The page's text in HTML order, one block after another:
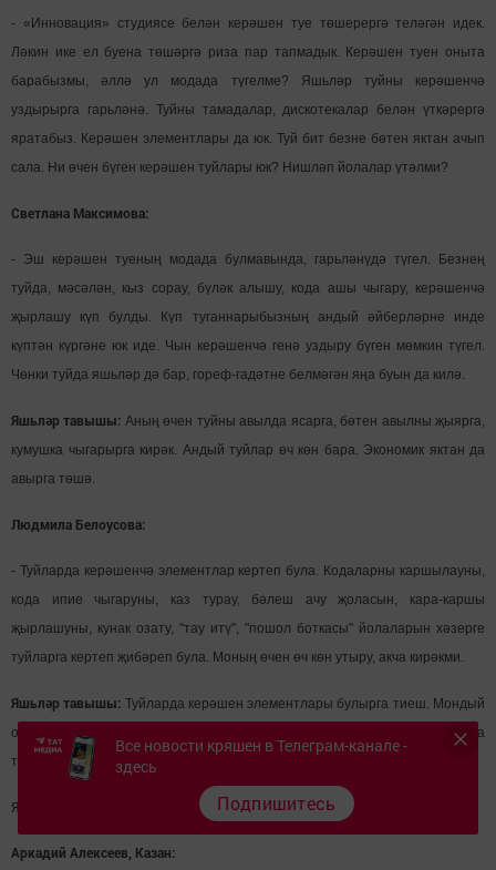
- «Инновация» студиясе белән керәшен туе төшерергә теләгән идек.
Ләкин ике ел буена төшәргә риза пар тапмадык. Керәшен туен оныта
барабызмы, әллә ул модада түгелме? Яшьләр туйны керәшенчә
уздырырга гарьләнә. Туйны тамадалар, дискотекалар белән үткәрергә
яратабыз. Керәшен элементлары да юк. Туй бит безне бөтен яктан ачып
сала. Ни өчен бүген керәшен туйлары юк? Нишләп йолалар үтәлми?
Светлана Максимова:
- Эш керәшен туеның модада булмавында, гарьләнүдә түгел. Безнең
туйда, мәсәлән, кыз сорау, бүләк алышу, кода ашы чыгару, керәшенчә
җырлашу күп булды. Күп туганнарыбызның андый әйберләрне инде
күптән күргәне юк иде. Чын керәшенчә генә уздыру бүген мөмкин түгел.
Чөнки туйда яшьләр дә бар, гореф-гадәтне белмәгән яңа буын да килә.
Яшьләр тавышы: Аның өчен туйны авылда ясарга, бөтен авылны җыярга,
кумушка чыгарырга кирәк. Андый туйлар өч көн бара. Экономик яктан да
авырга төшә.
Людмила Белоусова:
- Туйларда керәшенчә элементлар кертеп була. Кодаларны каршылауны,
кода ипие чыгаруны, каз турау, бәлеш ачу җоласын, кара-каршы
җырлашуны, кунак озату, "тау итү", "пошол боткасы" йолаларын хәзерге
туйларга кертеп җибәреп була. Моның өчен өч көн утыру, акча кирәкми.
Яшьләр тавышы: Туйларда керәшен элементлары булырга тиеш. Мондый
очрашуларны алга таба да дәвам итик. Бәлки, үзебезнең арада кинода
төшәргә теләгән пар да табылыр.
Яшьләргә нинди яр кирәк соң? Кайбер фикерләрне укып китик.
Аркадий Алексеев, Казан:
Все новости кряшен в Телеграм-канале -
здесь
Подпишитесь